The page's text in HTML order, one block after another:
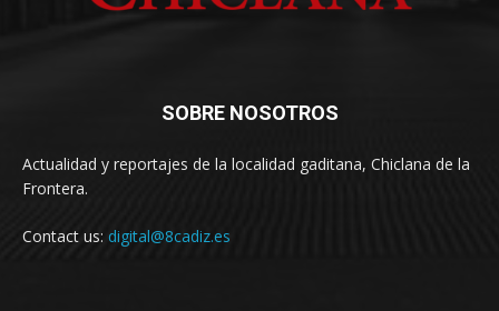
SOBRE NOSOTROS
Actualidad y reportajes de la localidad gaditana, Chiclana de la
Frontera.
Contact us: digital@8cadiz.es